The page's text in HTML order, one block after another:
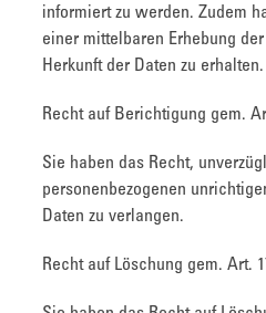
informiert zu werden. Zudem
einer mittelbaren Erhebung
Herkunft der Daten zu erhalten.
Recht auf Berichtigung gem.
Sie haben das Recht,
personenbezogenen
Daten zu verlangen.
Recht auf Löschung gem. Art.